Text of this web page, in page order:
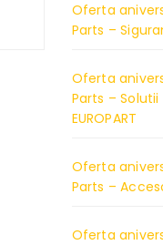
Oferta
Parts –
Oferta
Parts –
EUROPART
Oferta
Parts –
Oferta